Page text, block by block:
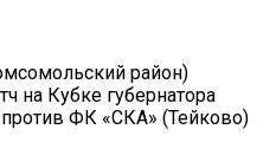
район)
на Кубке губернатора
ФК «СКА» (Тейково)